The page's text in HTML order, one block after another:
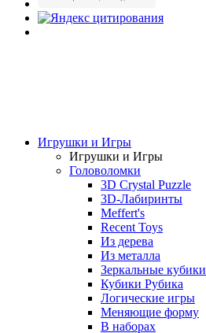
Игрушки и Игры
Игрушки и Игры
Головоломки
3D Crystal Puzzle
3D-Лабиринты
Meffert's
Recent Toys
Из дерева
Из металла
Зеркальные кубики
Кубики Рубика
Логические игры
Меняющие форму
В наборах